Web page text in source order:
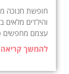
חופשת חנוכה
והילדים מלאים
עצמם מחפשים
להמשך